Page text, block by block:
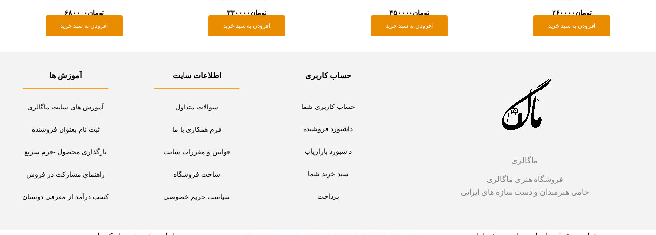
تومان۲۶۰۰۰۰
افزودن به سبد خرید
تومان۴۵۰۰۰۰
افزودن به سبد خرید
تومان۳۳۰۰۰۰
افزودن به سبد خرید
تومان۶۸۰۰۰۰
افزودن به سبد خرید
ماگالری
فروشگاه هنری ماگالری
حامی هنرمندان و دست سازه های ایرانی
حساب کاربری
حساب کاربری شما
داشبورد فروشنده
داشبورد بازاریاب
سبد خرید شما
پرداخت
اطلاعات سایت
سوالات متداول
فرم همکاری با ما
قوانین و مقررات سایت
ساخت فروشگاه
سیاست حریم خصوصی
آموزش ها
آموزش های سایت ماگالری
ثبت نام بعنوان فروشنده
بارگذاری محصول -فرم سریع
راهنمای مشارکت در فروش
کسب درآمد از معرفی دوستان